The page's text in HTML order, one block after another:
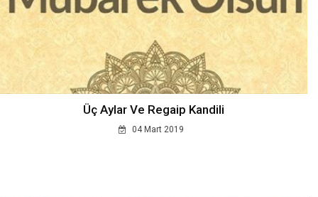
Üç Aylar Ve Regaip Kandili
04 Mart 2019